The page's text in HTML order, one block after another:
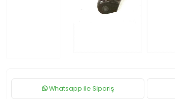
Whatsapp ile Sipariş